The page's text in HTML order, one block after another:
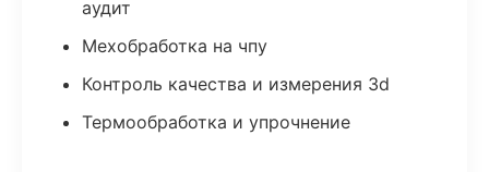
аудит
Мехобработка на чпу
Контроль качества и измерения 3d
Термообработка и упрочнение